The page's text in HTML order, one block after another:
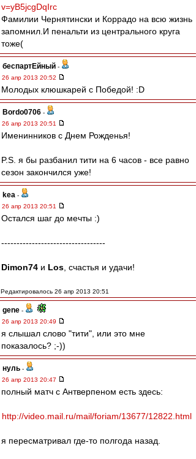
v=yB5jcgDqIrc
Фамилии Чернятински и Коррадо на всю жизнь
запомнил.И пенальти из центрального круга
тоже(
беспартЕйный -
26 апр 2013 20:52
Молодых клюшкарей с Победой! :D
Bordo0706 -
26 апр 2013 20:51
Именинников с Днем Рожденья!
P.S. я бы разбанил тити на 6 часов - все равно
сезон закончился уже!
kea -
26 апр 2013 20:51
Остался шаг до мечты :)
----------------------------------
Dimon74 и Los , счастья и удачи!
Редактировалось 26 апр 2013 20:51
gene -
26 апр 2013 20:49
я слышал слово "тити", или это мне
показалось? ;-))
нуль -
26 апр 2013 20:47
полный матч с Антверпеном есть здесь:
http://video.mail.ru/mail/foriam/13677/12822.html
я пересматривал где-то полгода назад.